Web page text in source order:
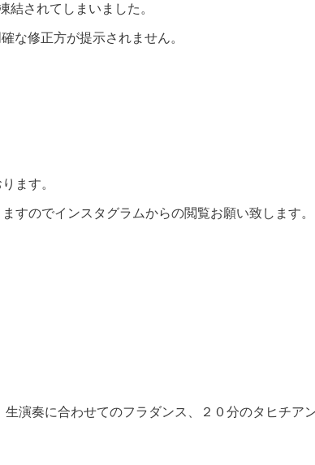
結されてしまいました。
な修正方が提示されません。
ます。
すのでインスタグラムからの閲覧お願い致します。
演奏に合わせてのフラダンス、２０分のタヒチア